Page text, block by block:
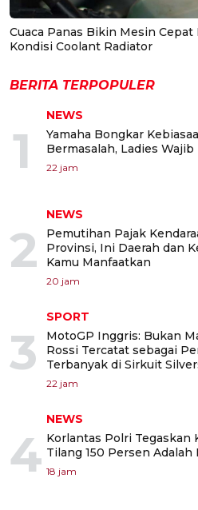
Cuaca Panas Bikin Mesin
Kondisi Coolant Radiator
BERITA TERPOPULER
1
NEWS
Yamaha Bongkar
Bermasalah, Ladies Wajib
22 jam
2
NEWS
Pemutihan Pajak
Provinsi, Ini Daerah dan
Kamu Manfaatkan
20 jam
3
SPORT
MotoGP Inggris: Bukan
Rossi Tercatat sebagai
Terbanyak di Sirkuit
22 jam
4
NEWS
Korlantas Polri Tegaskan
Tilang 150 Persen Adalah
18 jam